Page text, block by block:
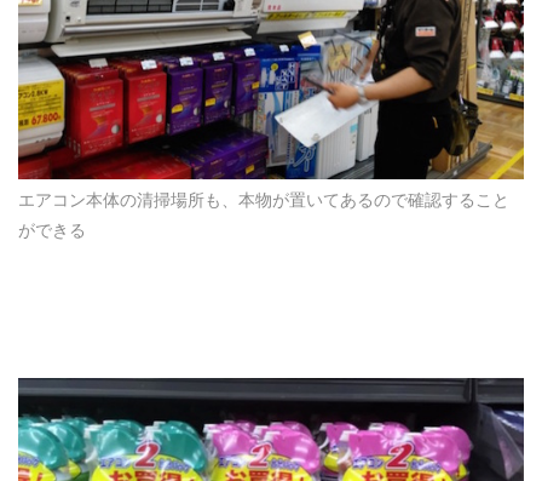
エアコン本体の清掃場所も、本物が置いてあるので確認すること
ができる